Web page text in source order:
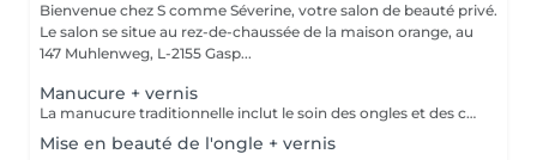
Bienvenue chez S comme Séverine, votre salon de beauté privé.
Le salon se situe au rez-de-chaussée de la maison orange, au
147 Muhlenweg, L-2155 Gasp...
Manucure + vernis
La manucure traditionnelle inclut le soin des ongles et des cuticules, suivi de la pose d'un vernis longue tenue enrichi en vitamines. Ce vernis renforce vos ongles tout en leur offrant une couleur éclatante et durable.
Mise en beauté de l'ongle + vernis